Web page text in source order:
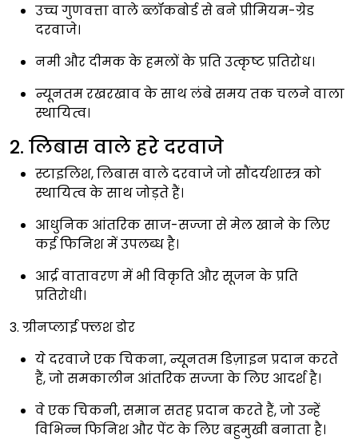
उच्च गुणवत्ता वाले ब्लॉकबोर्ड से बने प्रीमियम-ग्रेड
दरवाजे।
नमी और दीमक के हमलों के प्रति उत्कृष्ट प्रतिरोध।
न्यूनतम रखरखाव के साथ लंबे समय तक चलने वाला
स्थायित्व।
2. लिबास वाले हरे दरवाजे
स्टाइलिश, लिबास वाले दरवाजे जो सौंदर्यशास्त्र को
स्थायित्व के साथ जोड़ते हैं।
आधुनिक आंतरिक साज-सज्जा से मेल खाने के लिए
कई फिनिश में उपलब्ध है।
आर्द्र वातावरण में भी विकृति और सूजन के प्रति
प्रतिरोधी।
3. ग्रीनप्लाई फ्लश डोर
ये दरवाजे एक चिकना, न्यूनतम डिज़ाइन प्रदान करते
हैं, जो समकालीन आंतरिक सज्जा के लिए आदर्श है।
वे एक चिकनी, समान सतह प्रदान करते हैं, जो उन्हें
विभिन्न फिनिश और पेंट के लिए बहुमुखी बनाता है।